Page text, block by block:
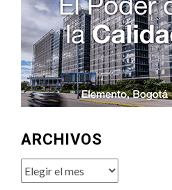
ARCHIVOS
Archivos